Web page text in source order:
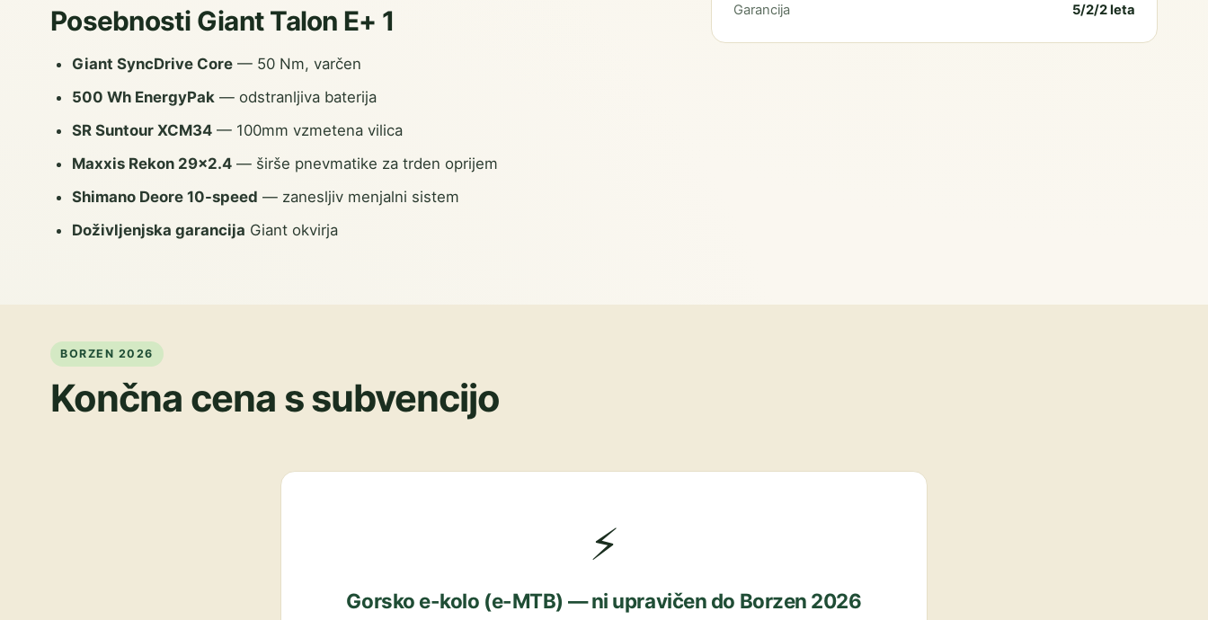
Posebnosti Giant Talon E+ 1
Giant SyncDrive Core — 50 Nm, varčen
500 Wh EnergyPak — odstranljiva baterija
SR Suntour XCM34 — 100mm vzmetena vilica
Maxxis Rekon 29×2.4 — širše pnevmatike za trden oprijem
Shimano Deore 10-speed — zanesljiv menjalni sistem
Doživljenjska garancija Giant okvirja
Garancija 5/2/2 leta
BORZEN 2026
Končna cena s subvencijo
⚡
Gorsko e-kolo (e-MTB) — ni upravičen do Borzen 2026